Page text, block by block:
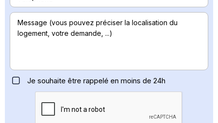
Je souhaite être rappelé en moins de 24h